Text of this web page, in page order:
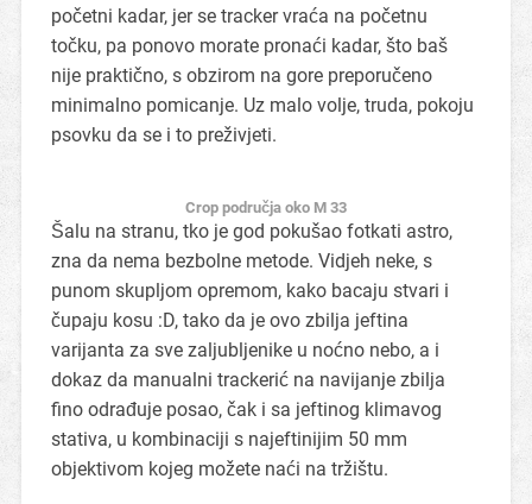
početni kadar, jer se tracker vraća na početnu
točku, pa ponovo morate pronaći kadar, što baš
nije praktično, s obzirom na gore preporučeno
minimalno pomicanje. Uz malo volje, truda, pokoju
psovku da se i to preživjeti.
Crop područja oko M 33
Šalu na stranu, tko je god pokušao fotkati astro,
zna da nema bezbolne metode. Vidjeh neke, s
punom skupljom opremom, kako bacaju stvari i
čupaju kosu :D, tako da je ovo zbilja jeftina
varijanta za sve zaljubljenike u noćno nebo, a i
dokaz da manualni trackerić na navijanje zbilja
fino odrađuje posao, čak i sa jeftinog klimavog
stativa, u kombinaciji s najeftinijim 50 mm
objektivom kojeg možete naći na tržištu.